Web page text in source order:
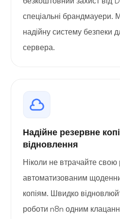
спеціальні брандмауери.
надійну систему безпеки
сервера.
Надійне резервне
відновлення
Ніколи не втрачайте свою
автоматизованим
копіям. Швидко
роботи n8n одним